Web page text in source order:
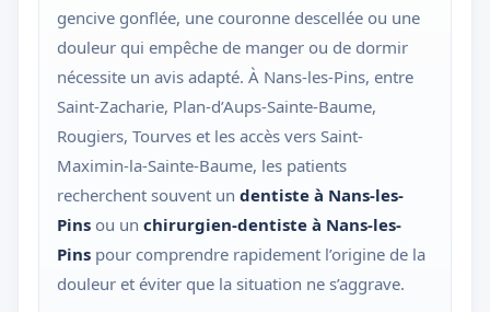
gencive gonflée, une couronne descellée ou une
douleur qui empêche de manger ou de dormir
nécessite un avis adapté. À Nans-les-Pins, entre
Saint-Zacharie, Plan-d’Aups-Sainte-Baume,
Rougiers, Tourves et les accès vers Saint-
Maximin-la-Sainte-Baume, les patients
recherchent souvent un dentiste à Nans-les-
Pins ou un chirurgien-dentiste à Nans-les-
Pins pour comprendre rapidement l’origine de la
douleur et éviter que la situation ne s’aggrave.